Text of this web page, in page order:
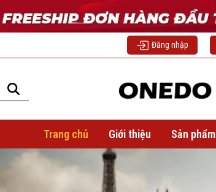
Đăng nhập
Trang chủ Giới thiệu Sản phẩm